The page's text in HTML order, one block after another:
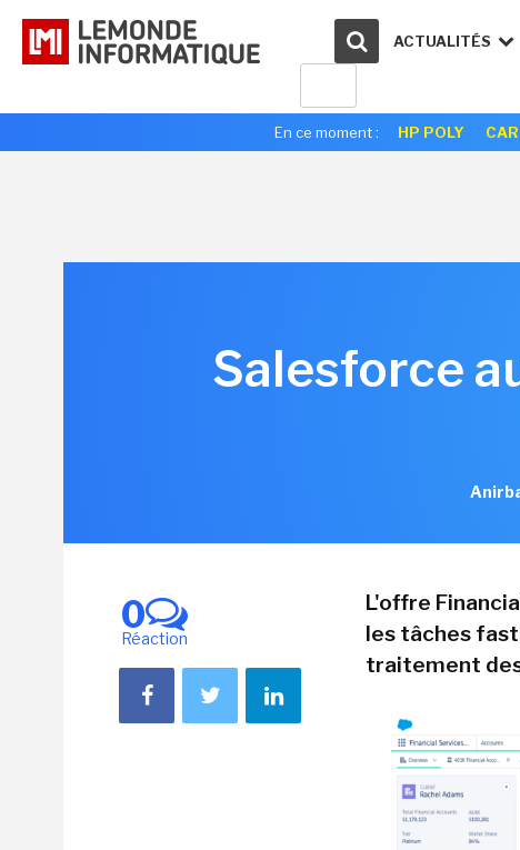
ACTUALITÉS
En ce moment : HP POLY
Salesforce
0
Réaction
L'offre
les tâches
traitement